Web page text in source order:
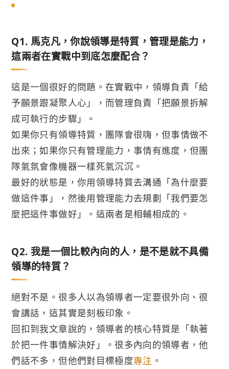
Q1. 馬克凡，你說領導是特質，管理是能力，
這兩者在實戰中到底怎麼配合？
這是一個很好的問題。在實戰中，領導負責「給
予願景跟凝聚人心」，而管理負責「把願景拆解
成可執行的步驟」。
如果你只有領導特質，團隊會很嗨，但事情做不
出來；如果你只有管理能力，事情有進度，但團
隊氣氛會像機器一樣死氣沉沉。
最好的狀態是，你用領導特質去溝通「為什麼要
做這件事」，然後用管理能力去規劃「我們要怎
麼把這件事做好」。這兩者是相輔相成的。
Q2. 我是一個比較內向的人，是不是就不具備
領導的特質？
絕對不是。很多人以為領導者一定要很外向、很
會講話，這其實是刻板印象。
回扣到我文章說的，領導者的核心特質是「執著
於把一件事情解決好」。很多內向的領導者，他
們話不多，但他們對目標極度專注 。